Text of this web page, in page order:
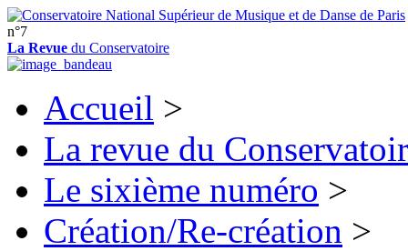
n°7
La Revue du Conservatoire
Accueil >
La revue du
Le sixième numéro >
Création/Re-création >